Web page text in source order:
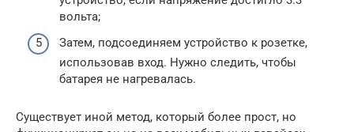
вольта;
Затем, подсоединяем устройство к розетке,
использовав вход. Нужно следить, чтобы
батарея не нагревалась.
Существует иной метод, который более прост, но